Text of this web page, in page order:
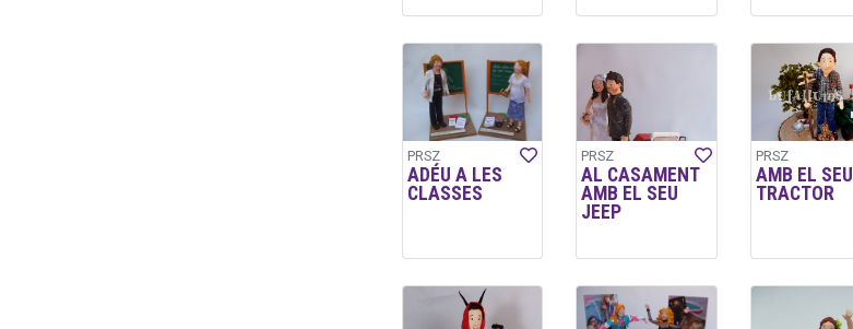
PRSZ
ADÉU A LES
CLASSES
PRSZ
AL CASAMENT
AMB EL SEU
JEEP
PRSZ
AMB EL SEU
TRACTOR